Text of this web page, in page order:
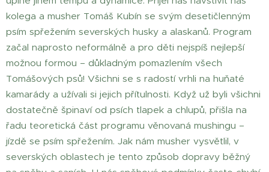
kolega a musher Tomáš Kubín se svým desetičlenným
psím spřežením severských husky a alaskanů. Program
začal naprosto neformálně a pro děti nejspíš nejlepší
možnou formou – důkladným pomazlením všech
Tomášových psů! Všichni se s radostí vrhli na huňaté
kamarády a užívali si jejich přítulnosti. Když už byli všichni
dostatečně špinaví od psích tlapek a chlupů, přišla na
řadu teoretická část programu věnovaná mushingu –
jízdě se psím spřežením. Jak nám musher vysvětlil, v
severských oblastech je tento způsob dopravy běžný